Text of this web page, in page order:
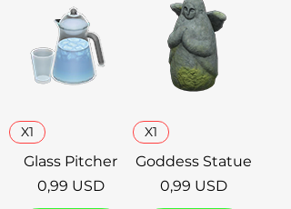
X1
Glass Pitcher
Prezzo
0,99 USD
X1
Goddess Statue
Prezzo
0,99 USD